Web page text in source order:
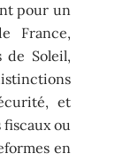
pour un
France,
de Soleil,
et
fiscaux ou
en